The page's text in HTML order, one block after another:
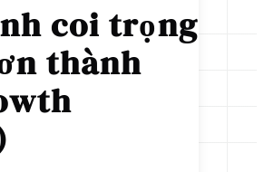
coi trọng
thành